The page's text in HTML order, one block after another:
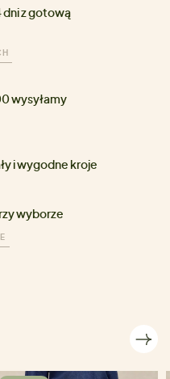
dni z gotową
wysyłamy
i wygodne kroje
wyborze